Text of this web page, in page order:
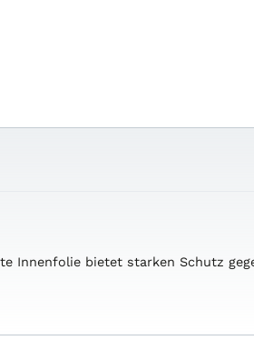
Innenfolie bietet starken Schutz